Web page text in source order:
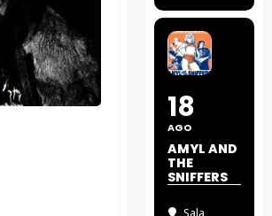
18
AGO
AMYL AND
THE
SNIFFERS